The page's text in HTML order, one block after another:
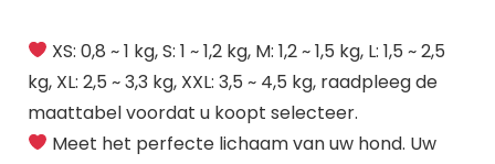
XS: 0,8 ~ 1 kg, S: 1 ~ 1,2 kg, M: 1,2 ~ 1,5 kg, L: 1,5 ~ 2,5
kg, XL: 2,5 ~ 3,3 kg, XXL: 3,5 ~ 4,5 kg, raadpleeg de
maattabel voordat u koopt selecteer.
Meet het perfecte lichaam van uw hond. Uw